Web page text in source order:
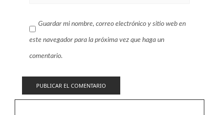
Guardar mi nombre, correo electrónico y sitio web en
este navegador para la próxima vez que haga un
comentario.